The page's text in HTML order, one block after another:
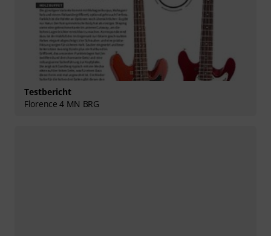
Testbericht
Florence 4 MN BRG